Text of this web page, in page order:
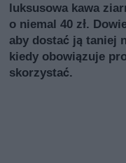
luksusowa kawa
o niemal 40 zł.
aby dostać ją taniej
kiedy obowiązuje
skorzystać.